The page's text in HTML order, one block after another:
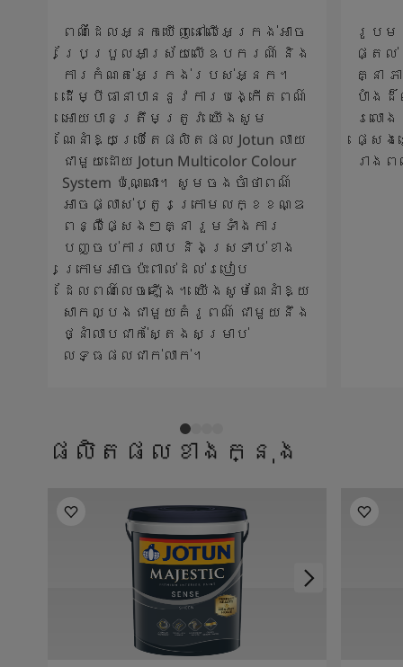
ពណ៌ដែលអ្នកឃើញនៅលើអេក្រង់អាច
ប្រែប្រួលអាស្រ័យលើឧបករណ៍ និង
ការកំណត់អេក្រង់របស់អ្នក។
ដើម្បីធានាបាននូវការបង្កើតពណ៌
អោយបានត្រឹមត្រូវ យើងសូម
ណែនាំឱ្យប្រើតែផលិតផល Jotun លាយ
ជាមួយដោយ Jotun Multicolor Colour
System ប៉ុណ្ណោះ។ សូមចងចាំថាពណ៌
អាចផ្លាស់ប្តូរក្រោមលក្ខខណ្ឌ
ពន្លឺផ្សេងៗគ្នា រួមទាំងការ
បញ្ចប់ការលាប និងស្រទាប់ខាង
ក្រោមអាចប៉ះពាល់ដល់របៀប
ដែលពណ៌លេចឡើង។ យើងសូមណែនាំឱ្យ
សាកល្បងជាមួយគំរូពណ៌ ជាមួយនឹង
ថ្នាំលាបជាក់ស្តែងសម្រាប់
លទ្ធផលជាក់លាក់។
រូបម
ផ្តល់
គ្នា
បាំង
រលោ
ផ្សេ
រាង
ផលិតផលខាងក្នុង